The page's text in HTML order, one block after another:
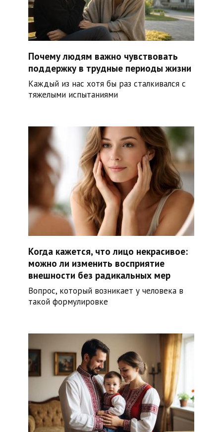
Почему людям важно чувствовать
поддержку в трудные периоды жизни
Каждый из нас хотя бы раз сталкивался с
тяжелыми испытаниями
Когда кажется, что лицо некрасивое:
можно ли изменить восприятие
внешности без радикальных мер
Вопрос, который возникает у человека в
такой формулировке